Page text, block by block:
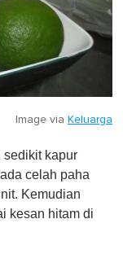
Image via Keluarga
sedikit kapur
celah paha
Kemudian
kesan hitam di